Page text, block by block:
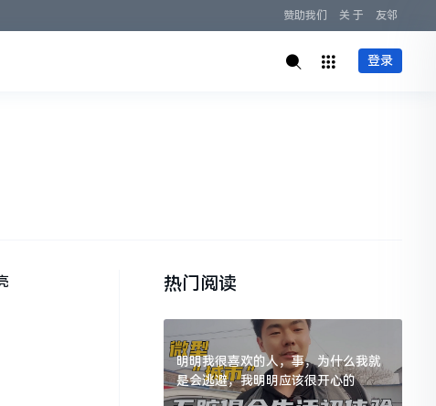
赞助我们 关 于 友邻
登录
热门阅读
明明我很喜欢的人，事，为什么我就
是会逃避，我明明应该很开心的